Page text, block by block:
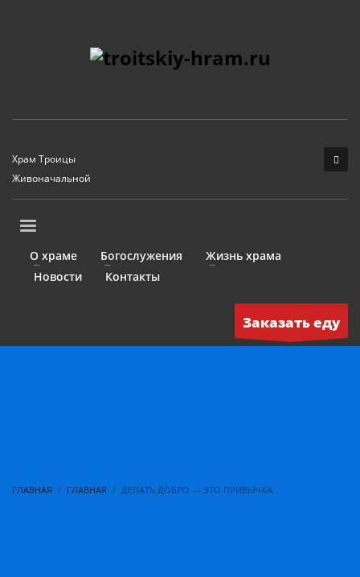
Храм Троицы
Живоначальной
О храме Богослужения
Жизнь храма
Новости
Контакты
Заказать еду
ГЛАВНАЯ ГЛАВНАЯ ДЕЛАТЬ ДОБРО — ЭТО ПРИВЫЧКА.